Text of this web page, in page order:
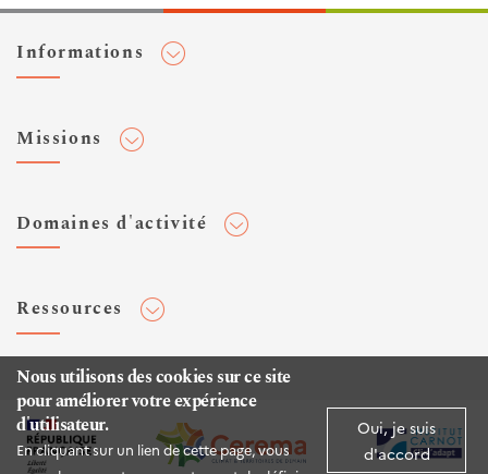
Nous utilisons des cookies sur ce site
pour améliorer votre expérience
d'utilisateur.
En cliquant sur un lien de cette page, vous
Oui, je suis
d'accord
Informations
Flux RSS
Veilles et newsletters
Expertises Territoires
Plateforme de données ouvertes
Espace presse
Missions
Normalisation
Domaines d'activité
Mobilités
Infrastructures de transport
Environnement et risques
Mer et littoral
Ressources
Editions
Rapports d'étude
Publications HAL